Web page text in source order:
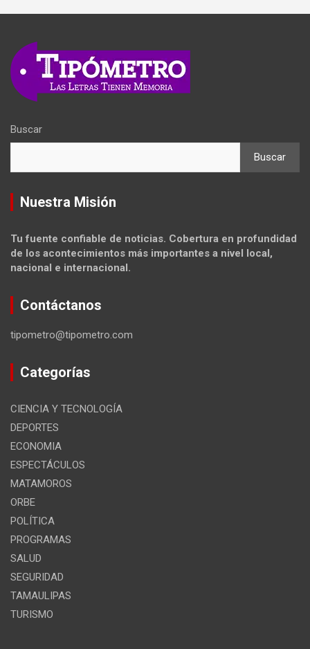
Buscar
Buscar
Nuestra Misión
Tu fuente confiable de noticias. Cobertura en profundidad
de los acontecimientos más importantes a nivel local,
nacional e internacional.
Contáctanos
tipometro@tipometro.com
Categorías
CIENCIA Y TECNOLOGÍA
DEPORTES
ECONOMIA
ESPECTÁCULOS
MATAMOROS
ORBE
POLÍTICA
PROGRAMAS
SALUD
SEGURIDAD
TAMAULIPAS
TURISMO